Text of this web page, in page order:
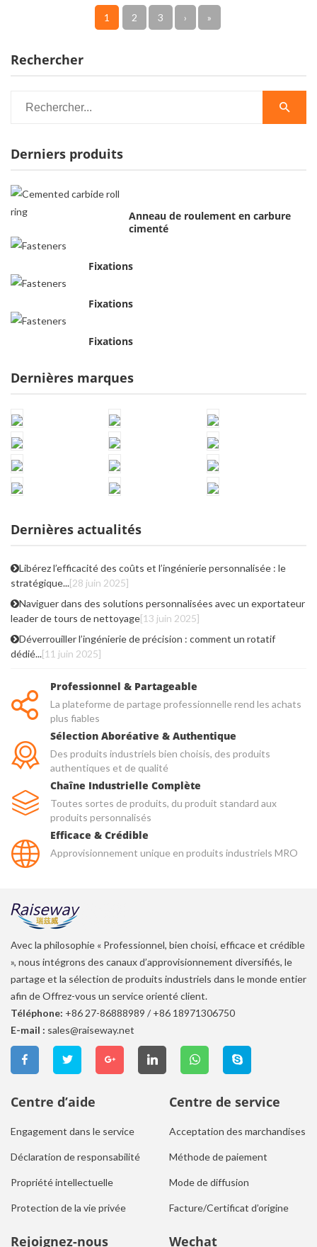
Rechercher
Derniers produits
Anneau de roulement en carbure
cimenté
Fixations
Fixations
Fixations
Dernières marques
Dernières actualités
Libérez l’efficacité des coûts et l’ingénierie personnalisée : le
stratégique...[28 juin 2025]
Naviguer dans des solutions personnalisées avec un exportateur
leader de tours de nettoyage[13 juin 2025]
Déverrouiller l’ingénierie de précision : comment un rotatif
dédié...[11 juin 2025]
1 2 3 › »
Professionnel & Partageable
La plateforme de partage professionnelle rend les achats
plus fiables
Sélection Aboréative & Authentique
Des produits industriels bien choisis, des produits
authentiques et de qualité
Chaîne Industrielle Complète
Toutes sortes de produits, du produit standard aux
produits personnalisés
Efficace & Crédible
Approvisionnement unique en produits industriels MRO
Avec la philosophie « Professionnel, bien choisi, efficace et crédible
», nous intégrons des canaux d’approvisionnement diversifiés, le
partage et la sélection de produits industriels dans le monde entier
afin de Offrez-vous un service orienté client.
Téléphone: +86 27-86888989 / +86 18971306750
E-mail : sales@raiseway.net
Centre d’aide
Engagement dans le service
Déclaration de responsabilité
Propriété intellectuelle
Protection de la vie privée
Centre de service
Acceptation des marchandises
Méthode de paiement
Mode de diffusion
Facture/Certificat d’origine
Rejoignez-nous Wechat